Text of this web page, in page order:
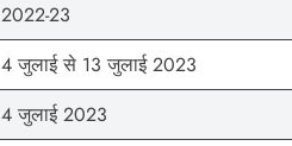
2022-23
4 जुलाई से 13 जुलाई 2023
4 जुलाई 2023